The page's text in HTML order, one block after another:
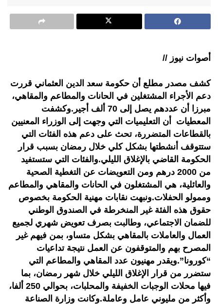
أصوات نيوز //
كشف مصدر مطلع أن حكومة سعد الدين العثماني قررت
دعم الأجراء المشتغلين في الحانات والمطاعم والمقاهي،
مبرزا أن عددهم يصل إلى 70 ألف أجير.وكشفت
المعطيات أن التعليميات التي وجهت إلى الوزراء المعنيين
بالقطاعات المتضررة، تحث على دعم هذه الفئات التي
ستتوقف أنشطتها بشكل كلي خلال رمضان بسبب قرار
الحكومة القاضي بالإغلاق الليلي.والفئات التي ستستفيد
من 2000 درهم ومن التعويضات عن التغطية الصحية
والعائلية، هي المشتغلون في الحانات والمقاهي والمطاعم
وممولو الحفلات.ونبهت نقابات مهنية الحكومة بخصوص
حقوق هذه الفئة غير المنخرطة في الصندوق الوطني
للضمان الاجتماعي، وطالبت بصرف تعويض شهري لجميع
العمال والعاملات بالمقاهي بشكل متساو، بمن فيهم غير
المصرح بهم والمتوقفون عن العمل نتيجة تداعيات
“كورونا”.ويقدر مهنيون عدد المقاهي والمطاعم التي
ستضرر من قرار الإغلاق الليلي خلال شهر رمضان، بما
فيها محلات الوجبات الخفيفة والمحلبات، بحوالي 250 ألفا،
وأكثر من مليوني عامل وعاملة.وكانت وزارة الصناعة